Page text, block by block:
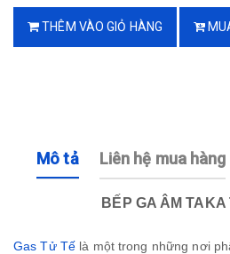
THÊM VÀO GIỎ HÀNG
Mô tả Liên hệ mua hàng
BẾP GA ÂM TAKA
Gas Tử Tế là một trong những nơi